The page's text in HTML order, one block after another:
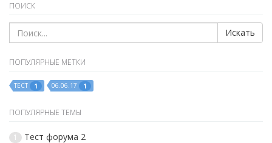
ПОИСК
Искать
ПОПУЛЯРНЫЕ МЕТКИ
ТЕСТ 1 06.06.17 1
ПОПУЛЯРНЫЕ ТЕМЫ
1 Тест форума 2